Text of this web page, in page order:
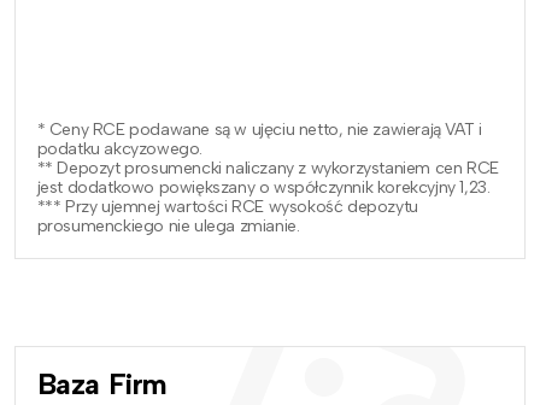
* Ceny RCE podawane są w ujęciu netto, nie zawierają VAT i
podatku akcyzowego.
** Depozyt prosumencki naliczany z wykorzystaniem cen RCE
jest dodatkowo powiększany o współczynnik korekcyjny 1,23.
*** Przy ujemnej wartości RCE wysokość depozytu
prosumenckiego nie ulega zmianie.
Baza Firm